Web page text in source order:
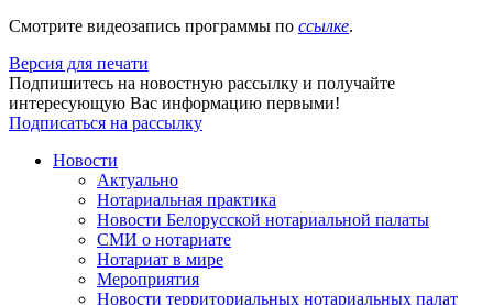
Смотрите видеозапись программы по ссылке.
Версия для печати
Подпишитесь на новостную рассылку и получайте
интересующую Вас информацию первыми!
Подписаться на рассылку
Новости
Актуально
Нотариальная практика
Новости Белорусской нотариальной палаты
СМИ о нотариате
Нотариат в мире
Мероприятия
Новости территориальных нотариальных палат